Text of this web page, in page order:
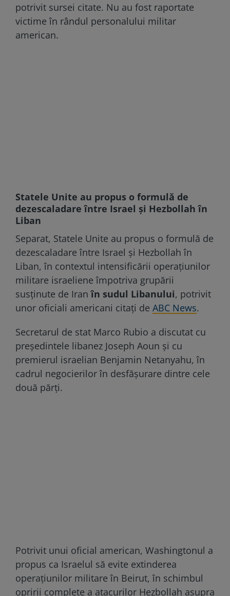
potrivit sursei citate. Nu au fost raportate
victime în rândul personalului militar
american.
Statele Unite au propus o formulă de
dezescaladare între Israel și Hezbollah în
Liban
Separat, Statele Unite au propus o formulă de
dezescaladare între Israel și Hezbollah în
Liban, în contextul intensificării operațiunilor
militare israeliene împotriva grupării
susținute de Iranîn sudul Libanului, potrivit
unor oficiali americani citați de ABC News.
Secretarul de stat Marco Rubio a discutat cu
președintele libanez Joseph Aoun și cu
premierul israelian Benjamin Netanyahu, în
cadrul negocierilor în desfășurare dintre cele
două părți.
Potrivit unui oficial american, Washingtonul a
propus ca Israelul să evite extinderea
operațiunilor militare în Beirut, în schimbul
opririi complete a atacurilor Hezbollah asupra